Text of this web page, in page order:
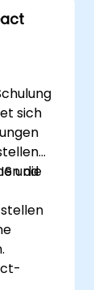
sich
und
die